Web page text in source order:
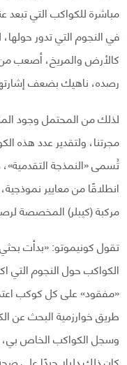
مباشرة للكواكب التي تبعد
في النجوم التي تدور
كالأرض والمريخ، أصعب من
رصده، ناهيك بضعف
لذلك من المحتمل وجود
مجرتنا، ولتقدير عدد هذه
تُسمى «النمذجة
مركبة (كيبلر) المخصصة لرصد
تقول كونيموتو: «بدأت
الكواكب حول النجوم
«مفقود» على كل كوكب
طريق خوارزمية البحث عن
وسجل الكواكب الخاص بي،